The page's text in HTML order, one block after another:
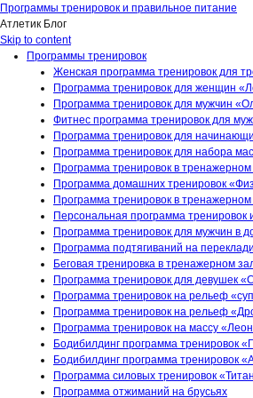
Программы тренировок и правильное питание
Атлетик Блог
Skip to content
Программы тренировок
Женская программа тренировок для
Программа тренировок для женщин
Программа тренировок для мужчин
Фитнес программа тренировок для
Программа тренировок для
Программа тренировок для набора
Программа тренировок в
Программа домашних тренировок
Программа тренировок в
Персональная программа тренировок
Программа тренировок для мужчин
Программа подтягиваний на
Беговая тренировка в тренажерном
Программа тренировок для девушек
Программа тренировок на рельеф
Программа тренировок на рельеф
Программа тренировок на массу
Бодибилдинг программа тренировок
Бодибилдинг программа тренировок
Программа силовых тренировок
Программа отжиманий на брусьях